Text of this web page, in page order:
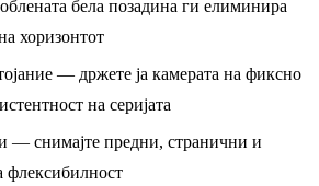
бела позадина ги елиминира
хоризонтот
— држете ја камерата на фиксно
на серијата
— снимајте предни, странични и
флексибилност